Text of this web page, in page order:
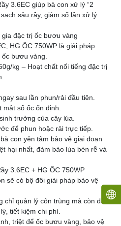
3.6EC giúp bà con xử lý “2
sâu rầy, giảm số lần xử lý
đặc trị ốc bươu vàng
HG ỐC 750WP là giải pháp
bươu vàng.
kg – Hoạt chất nổi tiếng đặc trị
sau lần phun/rải đầu tiên.
số ốc ổn định.
trưởng của cây lúa.
để phun hoặc rải trực tiếp.
con yên tâm bảo vệ giai đoạn
hại nhất, đảm bảo lúa bén rễ và
3.6EC + HG ỐC 750WP
sẽ có bộ đôi giải pháp bảo vệ
chỉ quản lý côn trùng mà còn diệt
tiết kiệm chi phí.
triệt để ốc bươu vàng, bảo vệ